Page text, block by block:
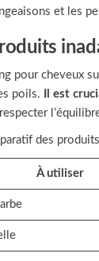
et les
pour cheveux
poils.
Il est
des
À utiliser